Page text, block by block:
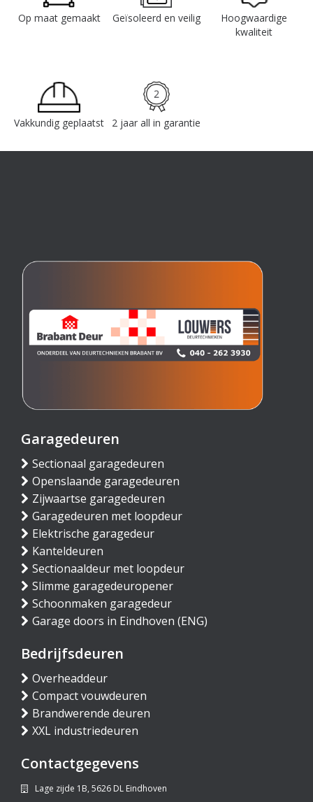
Op maat gemaakt Geïsoleerd en veilig
Hoogwaardige
kwaliteit
Vakkundig geplaatst 2 jaar all in garantie
Garagedeuren
Sectionaal garagedeuren
Openslaande garagedeuren
Zijwaartse garagedeuren
Garagedeuren met loopdeur
Elektrische garagedeur
Kanteldeuren
Sectionaaldeur met loopdeur
Slimme garagedeuropener
Schoonmaken garagedeur
Garage doors in Eindhoven (ENG)
Bedrijfsdeuren
Overheaddeur
Compact vouwdeuren
Brandwerende deuren
XXL industriedeuren
Contactgegevens
Lage zijde 1B, 5626 DL Eindhoven